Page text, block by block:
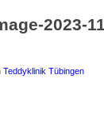
2023-
Teddyklinik Tübingen